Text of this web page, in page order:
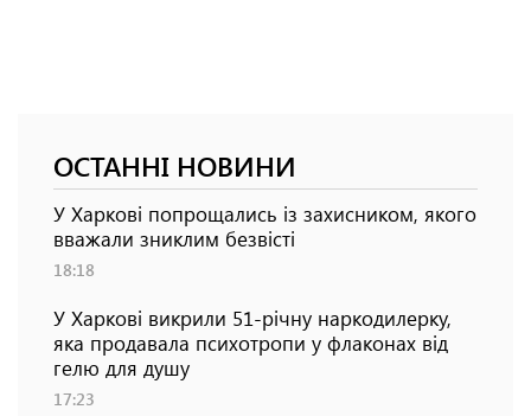
ОСТАННІ НОВИНИ
У Харкові попрощались із захисником, якого
вважали зниклим безвісті
18:18
У Харкові викрили 51-річну наркодилерку,
яка продавала психотропи у флаконах від
гелю для душу
17:23